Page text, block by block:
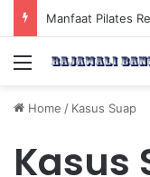
Menu
Home / Kasus Suap
Kasus